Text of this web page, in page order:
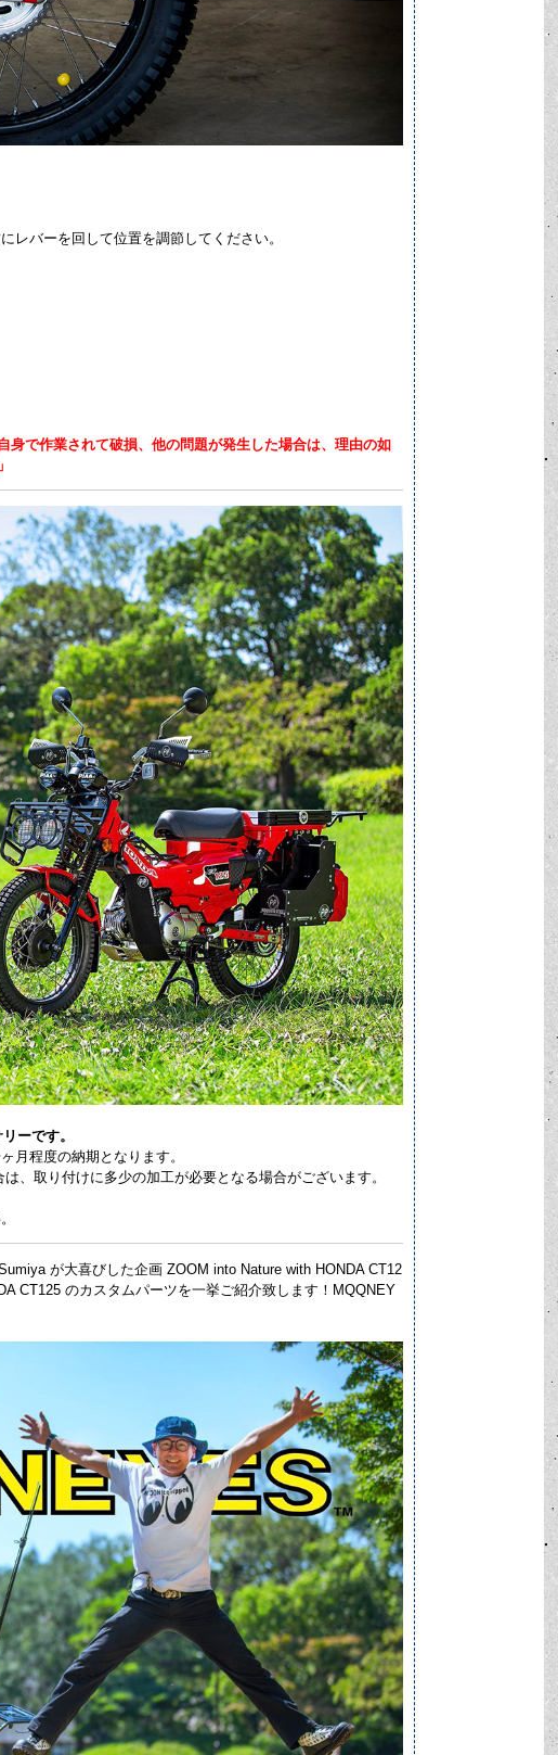
バーを回して位置を調節してください。
で作業されて破損、他の問題が発生した場合は、理由の如
ーです。
月程度の納期となります。
、取り付けに多少の加工が必要となる場合がございます。
が大喜びした企画 ZOOM into Nature with HONDA CT12
CT125 のカスタムパーツを一挙ご紹介致します！MQQNEY